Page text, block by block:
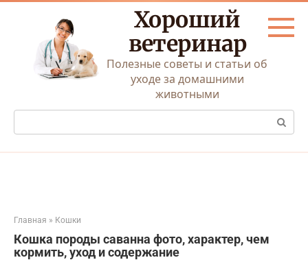
Перейти
Хороший
ветеринар
Полезные советы и статьи об
уходе за домашними
животными
Поиск:
Главная » Кошки
Кошка породы саванна фото, характер, чем
кормить, уход и содержание